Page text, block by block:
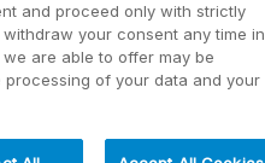
and proceed only with strictly
your consent any time in
are able to offer may be
of your data and your